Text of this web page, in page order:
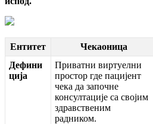
Ентитет Чекаоница
Дефини
ција
Приватни виртуелни
простор где пацијент
чека да започне
консултације са својим
здравственим
радником.